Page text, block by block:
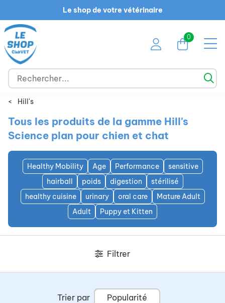
Le shop de votre vétérinaire
0
< Hill's
Tous les produits de la gamme Hill's
Science plan pour chien et chat
Healthy Mobility Age Performance
sensitive
hairball
poids digestion
stérilisé
healthy cuisine
urinary oral care
Mature Adult
Adult
Puppy et Kitten
Filtrer
Trier par Popularité